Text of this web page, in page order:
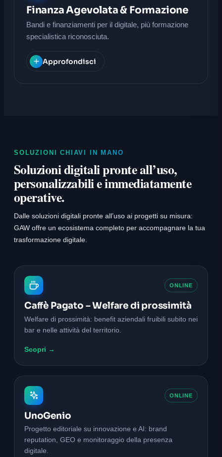
Finanza Agevolata & Formazione
Bandi e finanziamenti per il digitale, più formazione
specialistica riconosciuta.
Approfondisci
SOLUZIONI CHIAVI IN MANO
Soluzioni digitali pronte all’uso,
personalizzabili e immediatamente
operative.
Dalle soluzioni digitali pronte all’uso ai progetti su misura:
GAW offre un ecosistema completo per accompagnare la tua
trasformazione digitale.
ONLINE
Caffè Pagato – Welfare di prossimità
Welfare di prossimità: benefit aziendali fruibili subito nei
bar e nelle attività del territorio.
Scopri →
ONLINE
UnoGenio
Progetto editoriale su innovazione e AI: brand
reputation, GEO e monitoraggio della presenza
digitale.